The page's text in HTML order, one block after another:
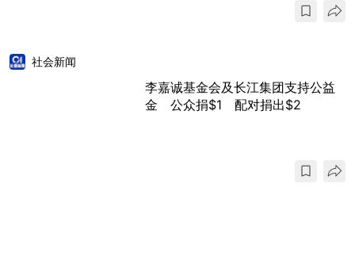
社会新闻
李嘉诚基金会及长江集团支持公益
金 公众捐$1 配对捐出$2